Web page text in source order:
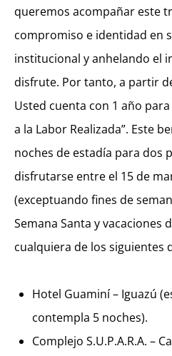
queremos acompañar este
compromiso e identidad en
institucional y anhelando el
disfrute. Por tanto, a partir
Usted cuenta con 1 año
a la Labor Realizada”. Este
noches de estadía para dos
disfrutarse entre el 15 de
(exceptuando fines de
Semana Santa y vacaciones
cualquiera de los siguientes
Hotel Guaminí – Iguazú
contempla 5 noches).
Complejo S.U.P.A.R.A. –